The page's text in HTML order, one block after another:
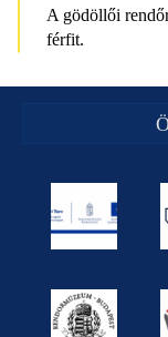
A gödöllői
férfit.